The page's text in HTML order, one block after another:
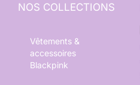
NOS COLLECTIONS
Vêtements &
accessoires
Blackpink